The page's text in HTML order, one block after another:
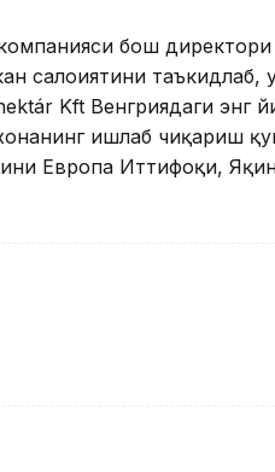
бош
салоҳиятини таъкидлаб,
Kft Венгриядаги энг
ишлаб чиқариш
Европа Иттифоқи,